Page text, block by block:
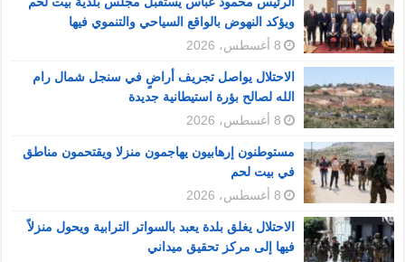
ويؤكد النهوض بالواقع السياحي والتنموي فيها
8 أغسطس، 2026
الاحتلال يواصل تجريف أراضٍ في سنجل شمال رام
الله لصالح بؤرة استيطانية جديدة
8 أغسطس، 2026
مستوطنون إرهابيون يهاجمون منزلا ويقتحمون مناطق
في بيت لحم
8 أغسطس، 2026
الاحتلال يغلق بلدة يعبد بالسواتر الترابية ويحول منزلاً
فيها إلى مركز تحقيق ميداني